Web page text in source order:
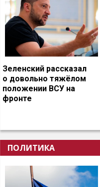
Зеленский рассказал
о довольно тяжёлом
положении ВСУ на
фронте
ПОЛИТИКА